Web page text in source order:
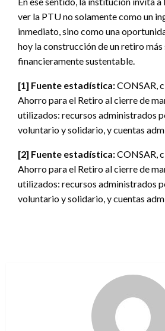
ver la PTU no solamente como un
inmediato, sino como una
hoy la construcción de un retiro
financieramente sustentable.
[1] Fuente estadística:CONSAR,
Ahorro para el Retiro al cierre de
utilizados: recursos administrados
voluntario y solidario, y cuentas
[2] Fuente estadística:CONSAR,
Ahorro para el Retiro al cierre de
utilizados: recursos administrados
voluntario y solidario, y cuentas